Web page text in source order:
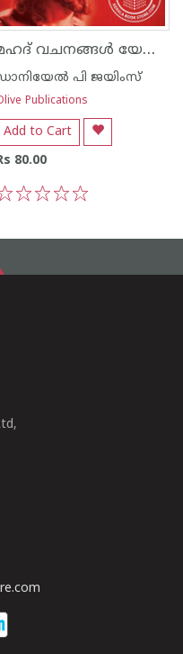
മഹദ് വചനങ്ങള്‍ യേശുക്രിസ്തു
പി ജയിംസ്
Publications
Add to Cart
80.00